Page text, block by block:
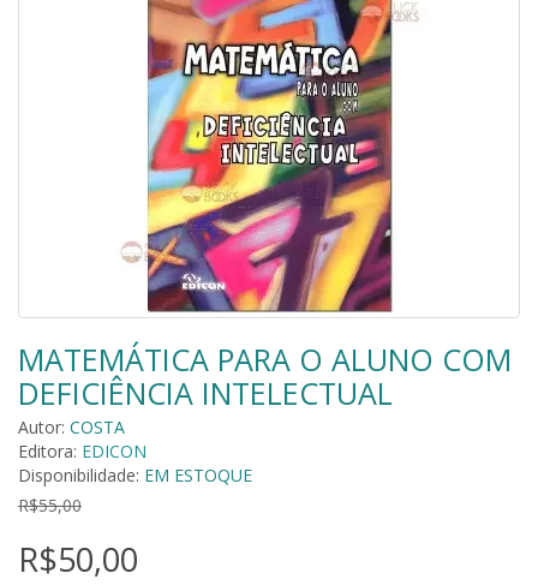
MATEMÁTICA PARA O ALUNO COM
DEFICIÊNCIA INTELECTUAL
Autor: COSTA
Editora: EDICON
Disponibilidade: EM ESTOQUE
R$55,00
R$50,00